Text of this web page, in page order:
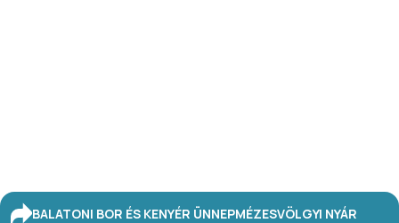
BALATONI BOR ÉS KENYÉR ÜNNEPMÉZESVÖLGYI NYÁR